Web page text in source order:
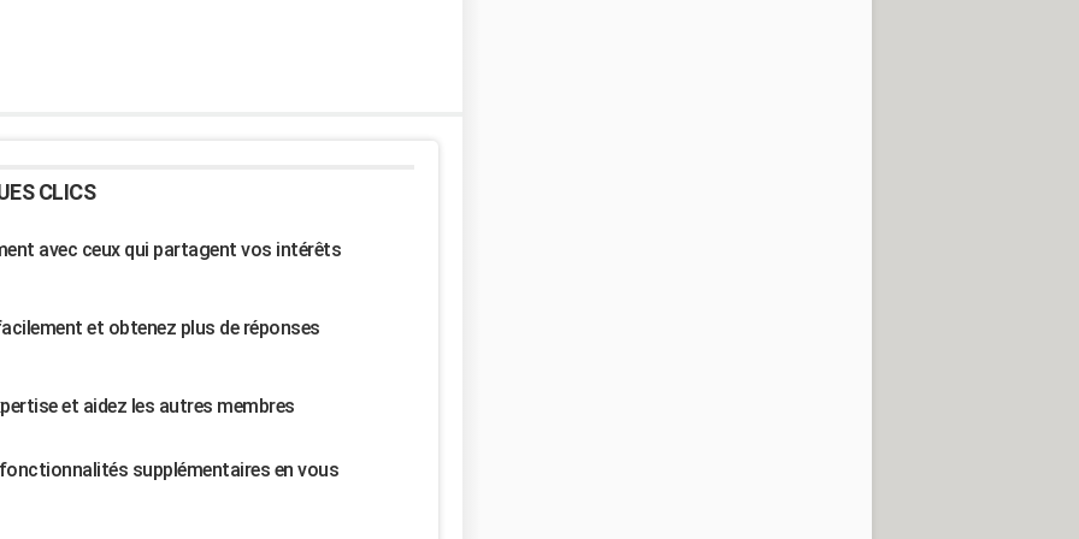
CLICS
avec ceux qui partagent vos intérêts
et obtenez plus de réponses
et aidez les autres membres
supplémentaires en vous